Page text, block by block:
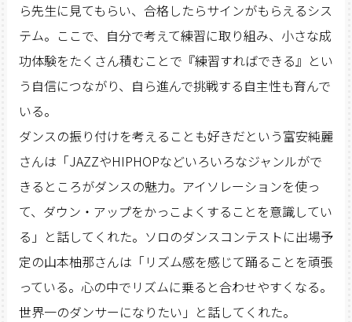
ら先生に見てもらい、合格したらサインがもらえるシス
テム。ここで、自分で考えて練習に取り組み、小さな成
功体験をたくさん積むことで『練習すればできる』とい
う自信につながり、自ら進んで挑戦する自主性も育んで
いる。
ダンスの振り付けを考えることも好きだという富安純麗
さんは「JAZZやHIPHOPなどいろいろなジャンルがで
きるところがダンスの魅力。アイソレーションを使っ
て、ダウン・アップをかっこよくすることを意識してい
る」と話してくれた。ソロのダンスコンテストに出場予
定の山本柚那さんは「リズム感を感じて踊ることを頑張
っている。心の中でリズムに乗ると合わせやすくなる。
世界一のダンサーになりたい」と話してくれた。